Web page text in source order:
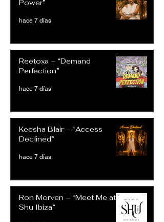
Power”
hace 7 días
Reetoxa – “Demand
Perfection”
hace 7 días
Keesha Blair – “Access
Declined”
hace 7 días
Ron Morven – “Meet Me at
Shu Ibiza”